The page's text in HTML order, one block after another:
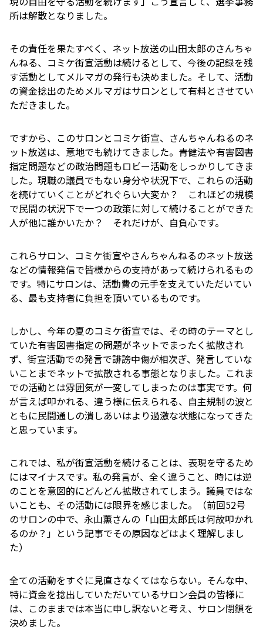
所は解散となりました。
その責任を果たすべく、ネット放送の山田太郎のさんちゃ
んねる、コミケ街宣活動は続けるとして、今後の記録を残
す活動としてメルマガの発行も決めました。そして、活動
の資金捻出のためメルマガはサロンとして有料とさせてい
ただきました。
ですから、このサロンとコミケ街宣、さんちゃんねるのネ
ット放送は、意地でも続けてきました。青健法や有害図書
指定問題などの政治問題もロビー活動をしっかりしてきま
した。現職の議員でもない身分や状況下で、これらの活動
を続けていくことがどれぐらい大変か？ これほどの規模
で民間の状況下で一つの政策に対して続けることができた
人が他に誰かいたか？ それだけが、自負心です。
これらサロン、コミケ街宣やさんちゃんねるのネット放送
などの情報発信で皆様からの支持があって続けられるもの
です。特にサロンは、活動費の元手を支えていただいてい
る、最も支持者に負担を頂いているものです。
しかし、今年の夏のコミケ街宣では、その時のテーマとし
ていた有害図書指定の問題がネットでまったく拡散され
ず、街宣活動での発言で誹謗中傷が相次ぎ、発言していな
いことまでネットで拡散される事態となりました。これま
での活動とは雰囲気が一変してしまったのは事実です。何
が言えば叩かれる、違う様に伝えられる、自主規制の波と
ともに民間通しの潰しあいはより過激な状態になってきた
と思っています。
これでは、私が街宣活動を続けることは、表現を守るため
にはマイナスです。私の発言が、全く違うこと、時には逆
のことを意図的にどんどん拡散されてしまう。議員ではな
いことも、その活動には限界を感じました。（前回52号
のサロンの中で、永山薫さんの「山田太郎氏は何故叩かれ
るのか？」という記事でその原因などはよく理解しまし
た）
全ての活動をすぐに見直さなくてはならない。そんな中、
特に資金を捻出していただいているサロン会員の皆様に
は、このままでは本当に申し訳ないと考え、サロン閉鎖を
決めました。